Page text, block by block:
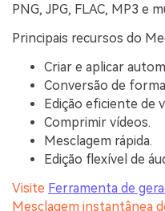
PNG, JPG, FLAC, MP3 e
Principais recursos do
Criar e aplicar
Conversão de
Edição eficiente de
Comprimir vídeos.
Mesclagem rápida.
Edição flexível de
Visite Ferramenta de
Mesclagem instantânea